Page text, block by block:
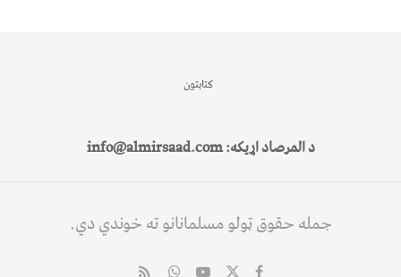
کتابتون
د المرصاد اړیکه: info@almirsaad.com
جمله حقوق ټولو مسلمانانو ته خوندي دي.